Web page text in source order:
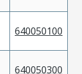
640050100
640050300